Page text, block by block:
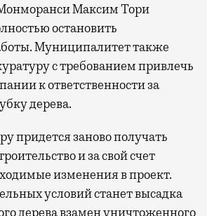
Максим Тори
остановить
Муниципалитет также
с требованием привлечь
к ответственности за
дерева.
придется заново получать
и за свой счет
изменения в проект.
условий станет высадка
дерева взамен уничтоженного